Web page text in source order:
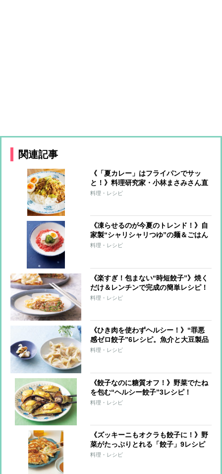
関連記事
《「夏カレー」はフライパンでサッ
と！》料理研究家・小林まさみさん直
伝レシピ
料理・レシピ
《凍らせるのが今夏のトレンド！》自
家製“シャリシャリつゆ”の麺＆ごはん
7レシピ
料理・レシピ
《楽すぎ！包まない“時短餃子”》焼く
だけ＆レンチンで完成の簡単レシピ！
料理・レシピ
《ひき肉を使わずヘルシー！》“罪悪
感ゼロ餃子”6レシピ。魚介と大豆製品
で大満足！
料理・レシピ
《餃子なのに糖質オフ！》野菜でたね
を包む“ヘルシー餃子”3レシピ！
料理・レシピ
《ズッキーニもオクラも餃子に！》野
菜がたっぷりとれる「餃子」9レシピ
料理・レシピ